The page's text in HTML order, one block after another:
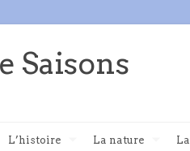
Saisons
L’histoire La nature